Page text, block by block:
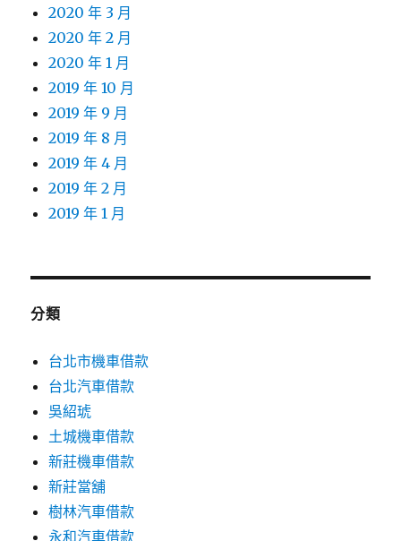
2020 年 3 月
2020 年 2 月
2020 年 1 月
2019 年 10 月
2019 年 9 月
2019 年 8 月
2019 年 4 月
2019 年 2 月
2019 年 1 月
分類
台北市機車借款
台北汽車借款
吳紹琥
土城機車借款
新莊機車借款
新莊當舖
樹林汽車借款
永和汽車借款